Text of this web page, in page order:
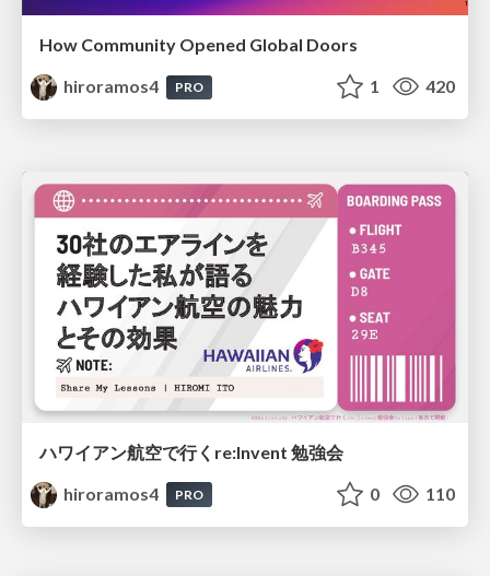
How Community Opened Global Doors
hiroramos4
PRO 1 420
ハワイアン航空で行くre:Invent 勉強会
hiroramos4
PRO 0 110